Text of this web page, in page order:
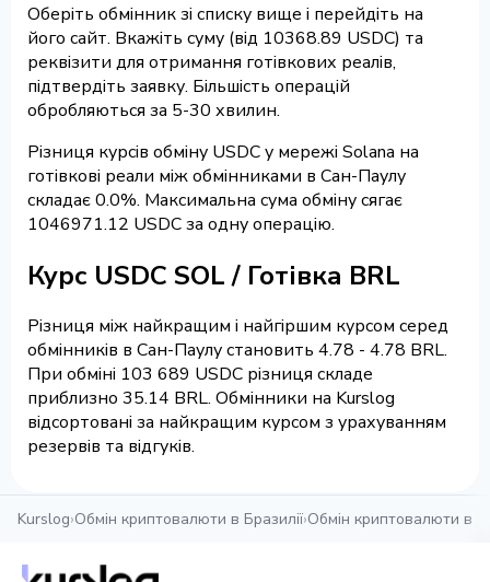
Оберіть обмінник зі списку вище і перейдіть на
його сайт. Вкажіть суму (від 10368.89 USDC) та
реквізити для отримання готівкових реалів,
підтвердіть заявку. Більшість операцій
обробляються за 5-30 хвилин.
Різниця курсів обміну USDC у мережі Solana на
готівкові реали між обмінниками в Сан-Паулу
складає 0.0%. Максимальна сума обміну сягає
1046971.12 USDC за одну операцію.
Курс USDC SOL / Готівка BRL
Різниця між найкращим і найгіршим курсом серед
обмінників в Сан-Паулу становить 4.78 - 4.78 BRL.
При обміні 103 689 USDC різниця складе
приблизно 35.14 BRL. Обмінники на Kurslog
відсортовані за найкращим курсом з урахуванням
резервів та відгуків.
Kurslog›Обмін криптовалюти в Бразилії›Обмін криптовалюти в